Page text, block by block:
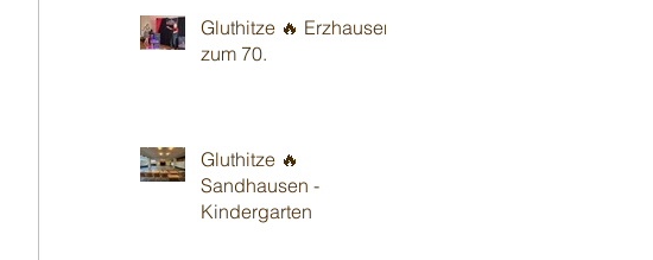
Gluthitze 🔥 Erzhausen
zum 70.
Gluthitze 🔥
Sandhausen -
Kindergarten